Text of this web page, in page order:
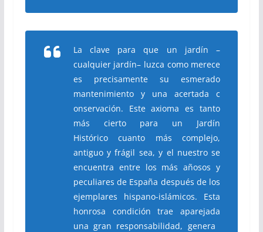
La clave para que un jardín –
cualquier jardín– luzca como merece
es precisamente su esmerado
mantenimiento y una acertada c
onservación. Este axioma es tanto
más cierto para un Jardín
Histórico cuanto más complejo,
antiguo y frágil sea, y el nuestro se
encuentra entre los más añosos y
peculiares de España después de los
ejemplares hispano-islámicos. Esta
honrosa condición trae aparejada
una gran responsabilidad, genera